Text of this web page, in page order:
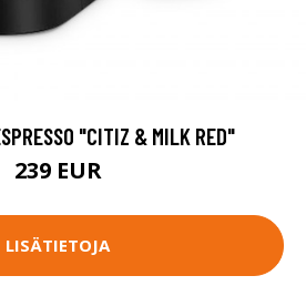
"CITIZ & MILK RED"
239 EUR
LISÄTIETOJA